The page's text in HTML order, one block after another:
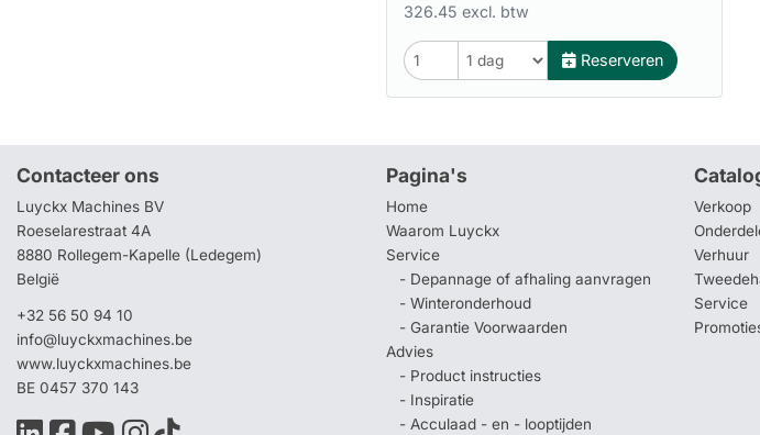
326.45 excl. btw
Reserveren
Contacteer ons
Luyckx Machines BV
Roeselarestraat 4A
8880 Rollegem-Kapelle (Ledegem)
België
+32 56 50 94 10
info@luyckxmachines.be
www.luyckxmachines.be
BE 0457 370 143
Pagina's
Home
Waarom Luyckx
Service
- Depannage of afhaling aanvragen
- Winteronderhoud
- Garantie Voorwaarden
Advies
- Product instructies
- Inspiratie
- Acculaad - en - looptijden
Verkoop
Verhuur
Service